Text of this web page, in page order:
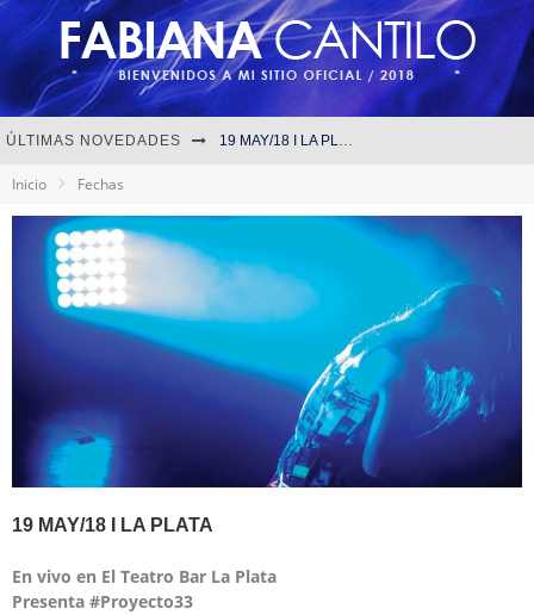
ÚLTIMAS NOVEDADES 19 MAY/18 I LA PLATA
Inicio Fechas
19 MAY/18 I LA PLATA
En vivo en El Teatro Bar La Plata
Presenta #Proyecto33